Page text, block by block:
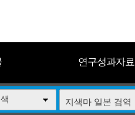
연구성과자료